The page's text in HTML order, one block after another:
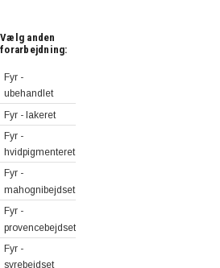
40 cm
Skuffemoduler
40 cm
specialmål
Hjørnehylder
Mediehylder
Vinhylder
Vælg anden
forarbejdning:
Fyr -
ubehandlet
Fyr - lakeret
Fyr -
hvidpigmenteret
Fyr -
mahognibejdset
Fyr -
provencebejdset
Fyr -
syrebejdset